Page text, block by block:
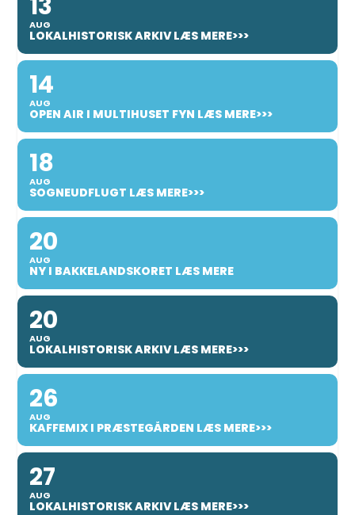
AUG
LOKALHISTORISK ARKIV LÆS MERE>>>
14
AUG
OPEN AIR I MULTIHUSET FYN LÆS MERE>>>
18
AUG
SOGNEUDFLUGT LÆS MERE>>>
20
AUG
NY I BAKKELANDSKORET LÆS MERE
20
AUG
LOKALHISTORISK ARKIV LÆS MERE>>>
26
AUG
KAFFEMIX I PRÆSTEGÅRDEN LÆS MERE>>>
27
AUG
LOKALHISTORISK ARKIV LÆS MERE>>>